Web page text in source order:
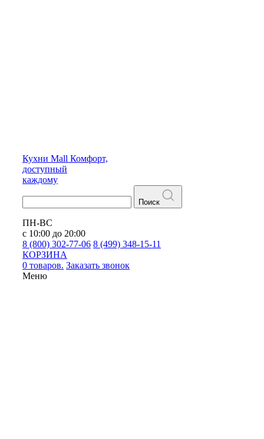
Кухни Mall Комфорт,
доступный
каждому
Поиск
ПН-ВС
с 10:00 до 20:00
8 (800) 302-77-06 8 (499) 348-15-11
КОРЗИНА
0 товаров. Заказать звонок
Меню